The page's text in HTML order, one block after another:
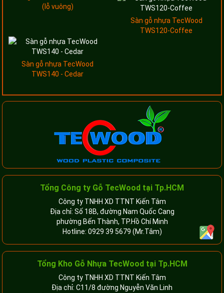
(lỗ vuông)
Sàn gỗ nhựa TecWood
TWS120-Coffee
Sàn gỗ nhựa TecWood
TWS140 - Cedar
Tổng Công ty Gỗ TecWood tại Tp.HCM
Công ty TNHH XD TTNT Kiến Tâm
Địa chỉ: Số 18B, đường Nam Quốc Cang
phường Bến Thành, TP.Hồ Chí Minh
Hotline: 0929 39 5679 (Mr.Tâm)
Tổng Kho Gỗ Nhựa TecWood tại Tp.HCM
Công ty TNHH XD TTNT Kiến Tâm
Địa chỉ: C11/8 đường Nguyễn Văn Linh